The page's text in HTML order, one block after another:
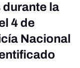
durante la
4 de
Nacional